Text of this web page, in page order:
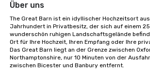
Über uns
The Great Barn ist ein idyllischer Hochzeitsort aus
Jahrhundert in Privatbesitz, der sich auf einem
wunderschön ruhigen Landschaftsgelände
Ort für Ihre Hochzeit, Ihren Empfang oder Ihre
Das Great Barn liegt an der Grenze zwischen
Northamptonshire, nur 10 Minuten von der
zwischen Bicester und Banbury entfernt.